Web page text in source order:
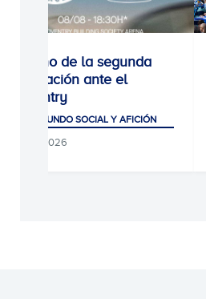
Estreno de la segunda
equipación ante el
Coventry
CLUB, MUNDO SOCIAL Y AFICIÓN
06/08/2026